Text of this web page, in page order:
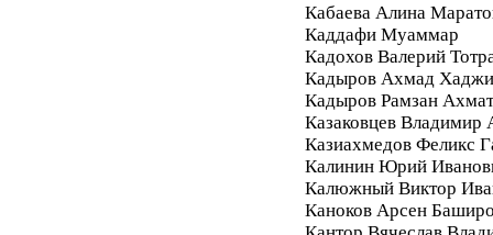
Кабаева Алина
Каддафи Муаммар
Кадохов Валерий
Кадыров Ахмад Хаджи
Кадыров Рамзан
Казаковцев Владимир
Казиахмедов Феликс
Калинин Юрий
Калюжный Виктор
Каноков Арсен